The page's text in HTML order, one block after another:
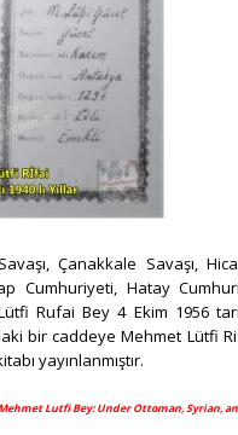
Çanakkale Savaşı,
Cumhuriyeti, Hatay
Rufai Bey 4 Ekim 1956
bir caddeye Mehmet Lütfi
yayınlanmıştır.
Mehmet Lutfi Bey: Under Ottoman, Syrian,